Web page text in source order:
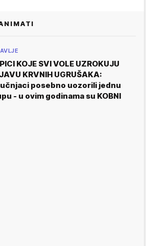
KOJE SVI VOLE UZROKUJU
KRVNIH UGRUŠAKA:
posebno uozorili jednu
- u ovim godinama su KOBNI